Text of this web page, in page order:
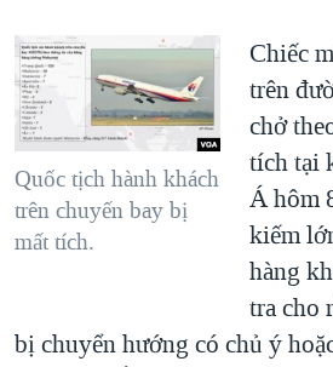
Quốc tịch hành khách
trên chuyến bay bị
mất tích.
Chiếc
trên
chở
tích tại
Á hôm
kiếm
hàng
tra cho
bị chuyển hướng có chủ ý